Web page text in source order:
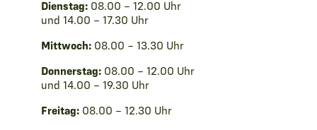
Dienstag: 08.00 – 12.00 Uhr
und 14.00 – 17.30 Uhr
Mittwoch: 08.00 – 13.30 Uhr
Donnerstag: 08.00 – 12.00 Uhr
und 14.00 – 19.30 Uhr
Freitag: 08.00 – 12.30 Uhr